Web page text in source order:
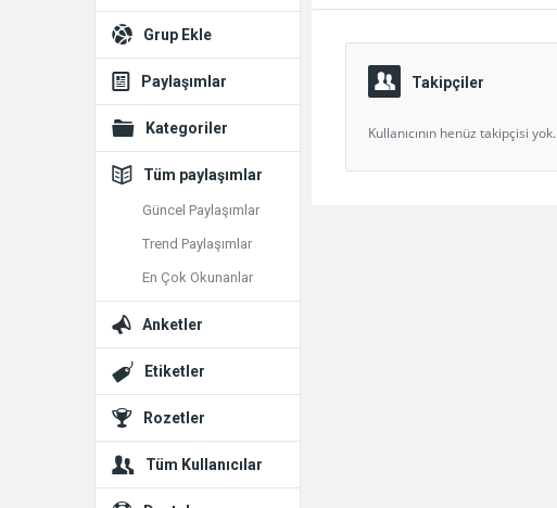
Takipçiler
Kullanıcının henüz takipçisi yok.
Grup Ekle
Paylaşımlar
Kategoriler
Tüm paylaşımlar
Güncel Paylaşımlar
Trend Paylaşımlar
En Çok Okunanlar
Anketler
Etiketler
Rozetler
Tüm Kullanıcılar